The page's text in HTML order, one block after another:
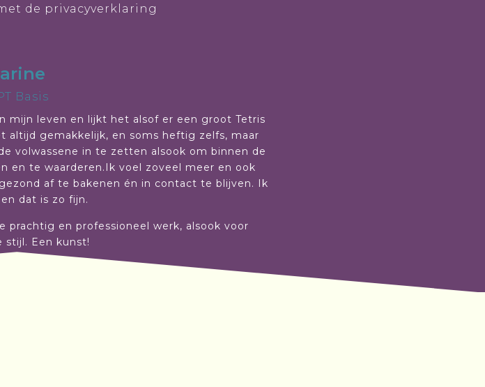
de privacyverklaring
Basis
mijn leven en lijkt het alsof er een groot Tetris
altijd gemakkelijk, en soms heftig zelfs, maar
volwassene in te zetten alsook om binnen de
en te waarderen.Ik voel zoveel meer en ook
af te bakenen én in contact te blijven. Ik
dat is zo fijn.
prachtig en professioneel werk, alsook voor
stijl. Een kunst!